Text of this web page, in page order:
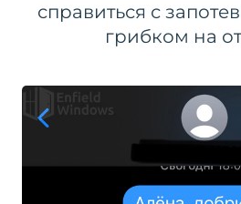
справиться с
грибком на